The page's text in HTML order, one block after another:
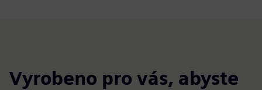
Vyrobeno pro vás, abyste